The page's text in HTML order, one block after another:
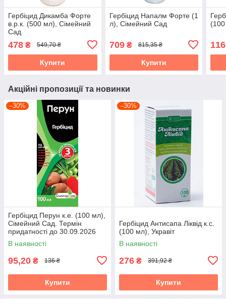
Гербіцид Дикамба Форте
в.р.к. (500 мл), Сімейний
Сад
478 ₴ 549,70 ₴
Купити
Гербіцид Напалм Форте (1
л), Сімейний Сад
709₴ 815,35 ₴
Купити
116
Акційні пропозиції та новинки
–30%
Гербіцид Перун к.е. (100 мл),
Сімейний Сад. Термін
придатності до 30.09.2026
В наявності
95,20 ₴ 136 ₴
Купити
–30%
Гербіцид Антисапа Ліквід к.с.
(100 мл), Укравіт
В наявності
276 ₴ 391,92 ₴
Купити